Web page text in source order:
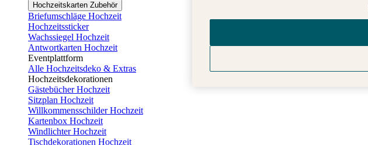
Hochzeitskarten Zubehör
Briefumschläge Hochzeit
Hochzeitssticker
Wachssiegel Hochzeit
Antwortkarten Hochzeit
Eventplattform
Alle Hochzeitsdeko & Extras
Hochzeitsdekorationen
Gästebücher Hochzeit
Sitzplan Hochzeit
Willkommensschilder Hochzeit
Kartenbox Hochzeit
Windlichter Hochzeit
Tischdekorationen Hochzeit